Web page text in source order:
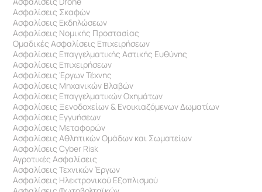
Ασφαλίσεις Σκαφών
Ασφαλίσεις Εκδηλώσεων
Ασφαλίσεις Νομικής Προστασίας
Ομαδικές Ασφαλίσεις Επιχειρήσεων
Ασφαλίσεις Επαγγελματικής Αστικής Ευθύνης
Ασφαλίσεις Επιχειρήσεων
Ασφαλίσεις Έργων Τέχνης
Ασφαλίσεις Μηχανικών Βλαβών
Ασφαλίσεις Επαγγελματικών Οχημάτων
Ασφαλίσεις Ξενοδοχείων & Eνοικιαζόμενων Δωματίων
Ασφαλίσεις Εγγυήσεων
Ασφαλίσεις Μεταφορών
Ασφαλίσεις Αθλητικών Ομάδων και Σωματείων
Ασφαλίσεις Cyber Risk
Αγροτικές Ασφαλίσεις
Ασφαλίσεις Τεχνικών Έργων
Ασφαλίσεις Ηλεκτρονικού Εξοπλισμού